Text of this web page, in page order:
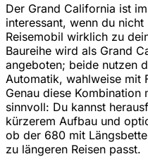
Der Grand California ist
interessant, wenn du
Reisemobil wirklich zu
Baureihe wird als Grand
angeboten; beide nutzen
Automatik, wahlweise mit
Genau diese
sinnvoll: Du kannst
kürzerem Aufbau und
ob der 680 mit
zu längeren Reisen passt.